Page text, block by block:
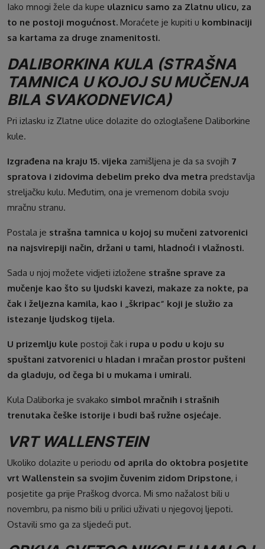
Iako mnogi žele da kupe ulaznicu samo za Zlatnu ulicu, za
to ne postoji mogućnost. Moraćete je kupiti u kombinaciji
sa kartama za druge znamenitosti.
DALIBORKINA KULA (STRAŠNA
TAMNICA U KOJOJ SU MUČENJA
BILA SVAKODNEVICA)
Pri izlasku iz Zlatne ulice dolazite do ozloglašene Daliborkine
kule.
Izgrađena na kraju 15. vijeka zamišljena je da sa svojih 7
spratova i zidovima debelim preko dva metra predstavlja
streljačku kulu. Međutim, ona je vremenom dobila svoju
mračnu stranu.
Postala je strašna tamnica u kojoj su mučeni zatvorenici
na najsvirepiji način, držani u tami, hladnoći i vlažnosti.
Sada u njoj možete vidjeti izložene strašne sprave za
mučenje kao što su ljudski kavezi, makaze za nokte, pa
čak i željezna kamila, kao i „škripac“ koji je služio za
istezanje ljudskog tijela.
U prizemlju kule postoji čak i rupa u podu u koju su
spuštani zatvorenici u hladan i mračan prostor pušteni
da gladuju, od čega bi u mukama i umirali.
Kula Daliborka je svakako simbol mračnih i strašnih
trenutaka češke istorije i budi baš ružne osjećaje.
VRT WALLENSTEIN
Ukoliko dolazite u periodu od aprila do oktobra posjetite
vrt Wallenstein sa svojim čuvenim zidom Dripstone, i
posjetite ga prije Praškog dvorca. Mi smo nažalost bili u
novembru, pa nismo bili u prilici uživati u njegovoj ljepoti.
Ostavili smo ga za sljedeći put.